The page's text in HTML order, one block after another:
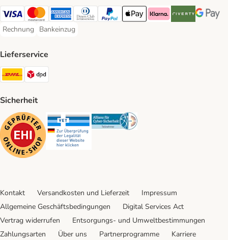
Visa Payment Method
Mastercard Payment Method
American Express Payment Method
Diners Club Payment Method
PayPal Payment Method
Apple Pay Payment Method
Klarna Payment Method
Riverty Payment
Google
Rechnung
Rechnung Payment Method
Bankeinzug
Bankeinzug Payment Method
Lieferservice
DHL Shipping Method
Sicherheit
Security Security Security
Kontakt Versandkosten und Lieferzeit
Impressum
Allgemeine Geschäftsbedingungen
Digital Services Act
Vertrag widerrufen
Entsorgungs- und Umweltbestimmungen
Zahlungsarten
Über uns Partnerprogramme Karriere